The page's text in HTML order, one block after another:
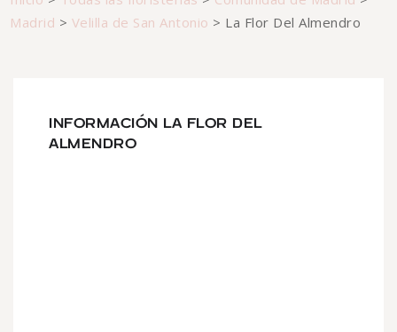
Madrid > Velilla de San Antonio > La Flor Del Almendro
INFORMACIÓN LA FLOR DEL
ALMENDRO